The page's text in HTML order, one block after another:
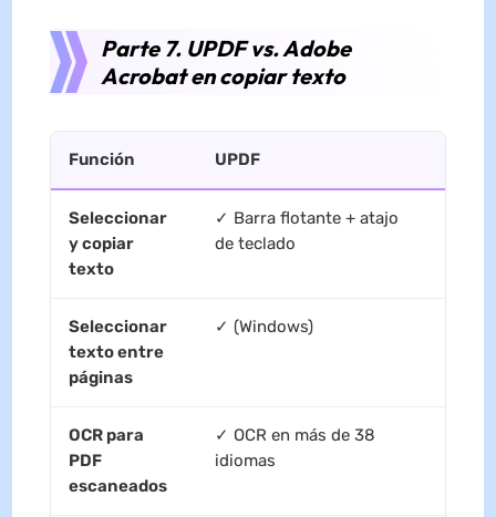
Parte 7. UPDF vs. Adobe
Acrobat en copiar texto
Función UPDF
Seleccionar
y copiar
texto
✓ Barra flotante + atajo
de teclado
Seleccionar
texto entre
páginas
✓ (Windows)
OCR para
PDF
escaneados
✓ OCR en más de 38
idiomas